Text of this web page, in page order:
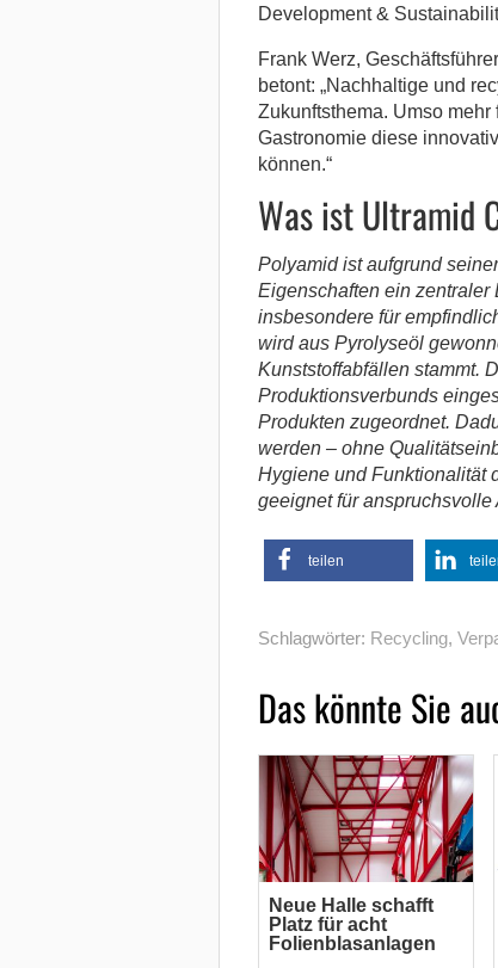
Development &
Frank Werz,
betont: „Nachhaltige und
Zukunftsthema. Umso
Gastronomie diese
können.“
Was ist Ultramid
Polyamid ist aufgrund
Eigenschaften ein zentraler
insbesondere für
wird aus Pyrolyseöl
Kunststoffabfällen stammt.
Produktionsverbunds
Produkten zugeordnet.
werden – ohne
Hygiene und Funktionalität
geeignet für
teilen
Schlagwörter: Recycling,
Das könnte Sie
Neue Halle schafft
Platz für acht
Folienblasanlagen